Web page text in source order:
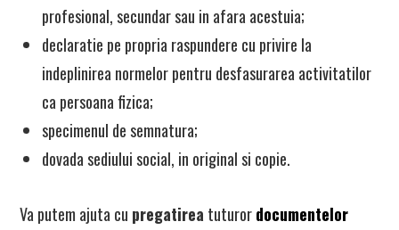
profesional, secundar sau in afara acestuia;
declaratie pe propria raspundere cu privire la
indeplinirea normelor pentru desfasurarea activitatilor
ca persoana fizica;
specimenul de semnatura;
dovada sediului social, in original si copie.
Va putem ajuta cu pregatirea tuturordocumentelor